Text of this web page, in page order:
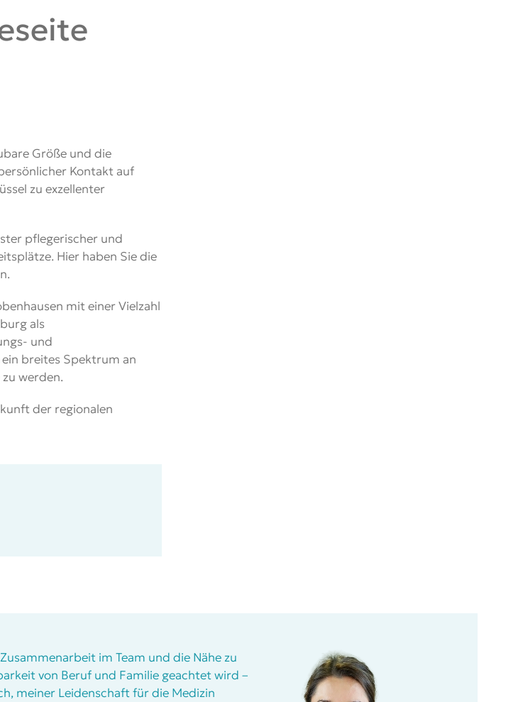
Größe und die
Kontakt auf
zu exzellenter
pflegerischer und
Hier haben Sie die
mit einer Vielzahl
als
und
breites Spektrum an
werden.
der regionalen
im Team und die Nähe zu
von Beruf und Familie geachtet wird –
meiner Leidenschaft für die Medizin